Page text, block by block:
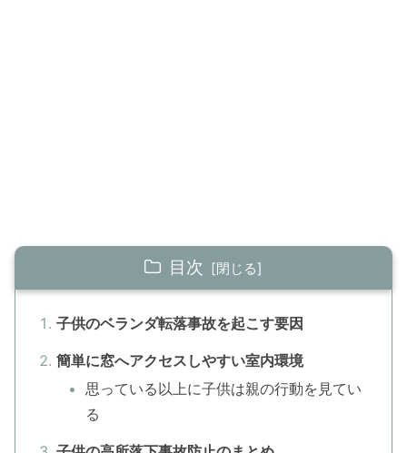
目次
子供のベランダ転落事故を起こす要因
簡単に窓へアクセスしやすい室内環境
思っている以上に子供は親の行動を見てい
る